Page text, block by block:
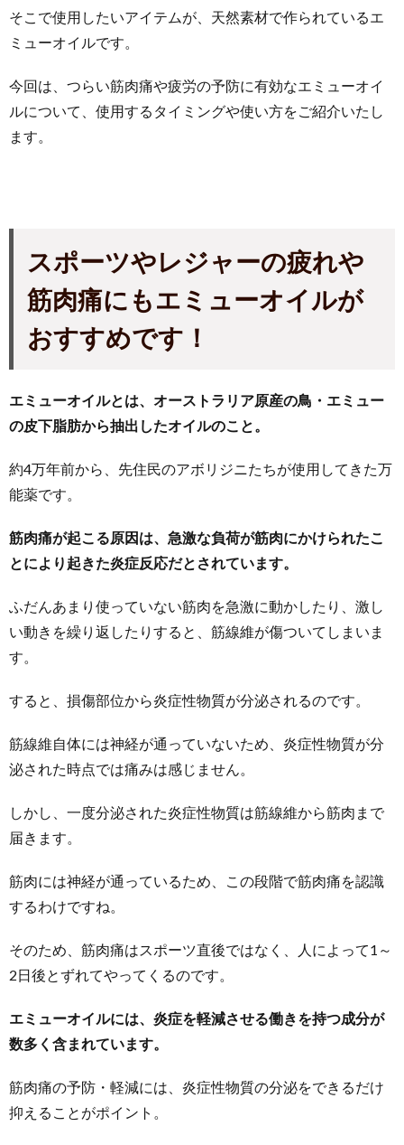
そこで使用したいアイテムが、天然素材で作られているエ
ミューオイルです。
今回は、つらい筋肉痛や疲労の予防に有効なエミューオイ
ルについて、使用するタイミングや使い方をご紹介いたし
ます。
スポーツやレジャーの疲れや
筋肉痛にもエミューオイルが
おすすめです！
エミューオイルとは、オーストラリア原産の鳥・エミュー
の皮下脂肪から抽出したオイルのこと。
約4万年前から、先住民のアボリジニたちが使用してきた万
能薬です。
筋肉痛が起こる原因は、急激な負荷が筋肉にかけられたこ
とにより起きた炎症反応だとされています。
ふだんあまり使っていない筋肉を急激に動かしたり、激し
い動きを繰り返したりすると、筋線維が傷ついてしまいま
す。
すると、損傷部位から炎症性物質が分泌されるのです。
筋線維自体には神経が通っていないため、炎症性物質が分
泌された時点では痛みは感じません。
しかし、一度分泌された炎症性物質は筋線維から筋肉まで
届きます。
筋肉には神経が通っているため、この段階で筋肉痛を認識
するわけですね。
そのため、筋肉痛はスポーツ直後ではなく、人によって1～
2日後とずれてやってくるのです。
エミューオイルには、炎症を軽減させる働きを持つ成分が
数多く含まれています。
筋肉痛の予防・軽減には、炎症性物質の分泌をできるだけ
抑えることがポイント。